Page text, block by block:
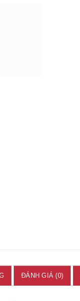
ĐÁNH GIÁ (0)